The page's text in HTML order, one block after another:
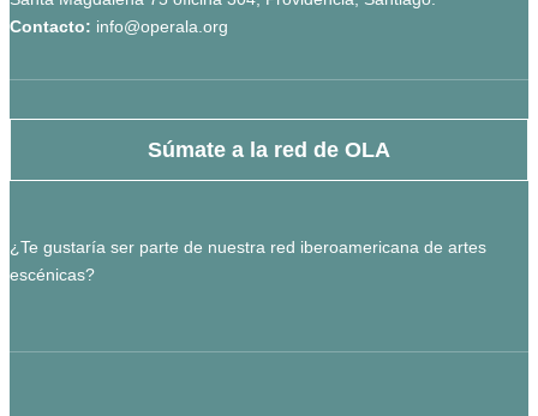
Contacto: info@operala.org
Súmate a la red de OLA
¿Te gustaría ser parte de nuestra red iberoamericana de artes
escénicas?